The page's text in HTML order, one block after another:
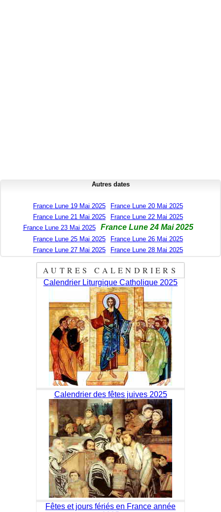
Autres dates
France Lune 19 Mai 2025
France Lune 20 Mai 2025
France Lune 21 Mai 2025
France Lune 22 Mai 2025
France Lune 23 Mai 2025
France Lune 24 Mai 2025
France Lune 25 Mai 2025
France Lune 26 Mai 2025
France Lune 27 Mai 2025
France Lune 28 Mai 2025
AUTRES CALENDRIERS
Calendrier Liturgique Catholique 2025
Calendrier des fêtes juives 2025
Fêtes et jours fériés en France année